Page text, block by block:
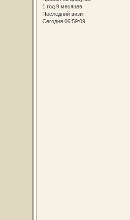
1 год 9 месяцев
Последний визит:
Сегодня 06:59:09